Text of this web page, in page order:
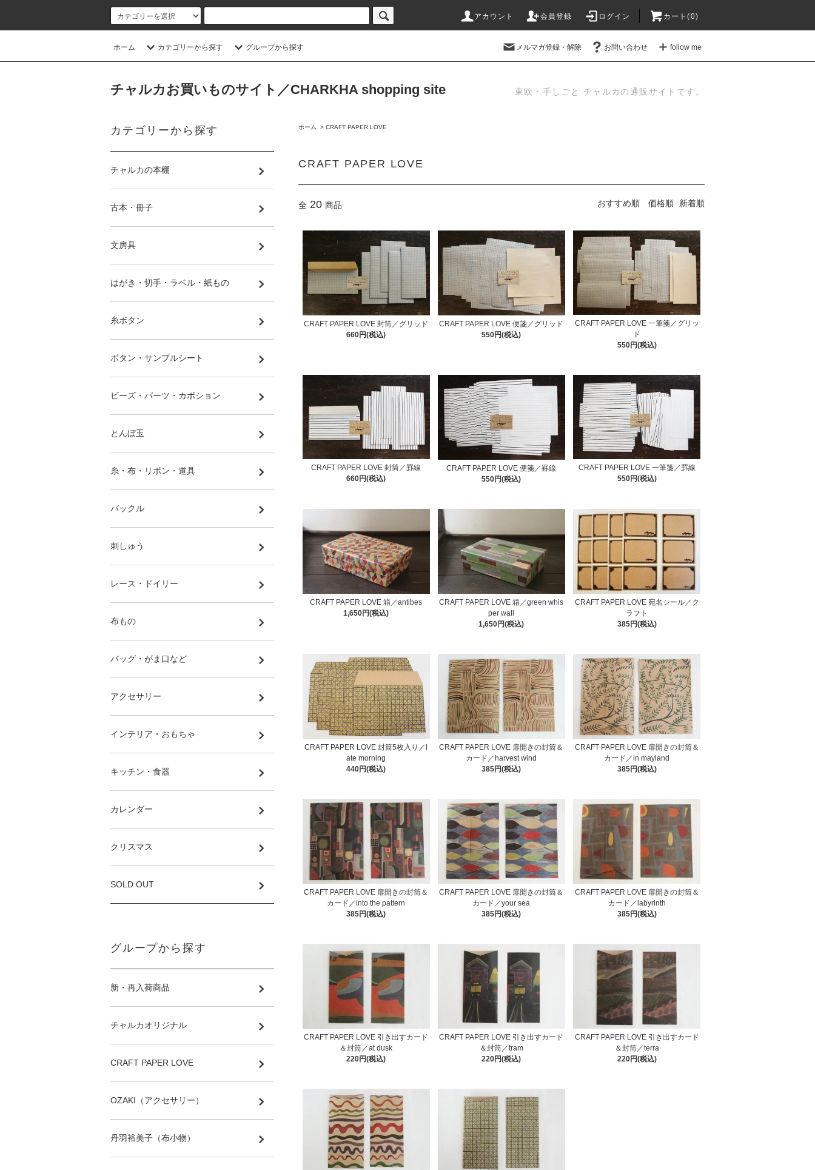
アカウント 会員登録 ログイン カート(0)
ホーム カテゴリーから探す グループから探す メルマガ登録・解除 お問い合わせ follow me
チャルカお買いものサイト／CHARKHA shopping site 東欧・手しごと チャルカの通販サイトです。
ホーム > CRAFT PAPER LOVE
CRAFT PAPER LOVE
全 20 商品 おすすめ順 価格順 新着順
CRAFT PAPER LOVE 封筒／グリッド
660円(税込)
CRAFT PAPER LOVE 便箋／グリッド
550円(税込)
CRAFT PAPER LOVE 一筆箋／グリッ
ド
550円(税込)
CRAFT PAPER LOVE 封筒／罫線
660円(税込)
CRAFT PAPER LOVE 便箋／罫線
550円(税込)
CRAFT PAPER LOVE 一筆箋／罫線
550円(税込)
CRAFT PAPER LOVE 箱／antibes
1,650円(税込)
CRAFT PAPER LOVE 箱／green whis
per wall
1,650円(税込)
CRAFT PAPER LOVE 宛名シール／ク
ラフト
385円(税込)
CRAFT PAPER LOVE 封筒5枚入り／l
ate morning
440円(税込)
CRAFT PAPER LOVE 扉開きの封筒＆
カード／harvest wind
385円(税込)
CRAFT PAPER LOVE 扉開きの封筒＆
カード／in mayland
385円(税込)
CRAFT PAPER LOVE 扉開きの封筒＆
カード／into the pattern
385円(税込)
CRAFT PAPER LOVE 扉開きの封筒＆
カード／your sea
385円(税込)
CRAFT PAPER LOVE 扉開きの封筒＆
カード／labyrinth
385円(税込)
CRAFT PAPER LOVE 引き出すカード
＆封筒／at dusk
220円(税込)
CRAFT PAPER LOVE 引き出すカード
＆封筒／tram
220円(税込)
CRAFT PAPER LOVE 引き出すカード
＆封筒／terra
220円(税込)
カテゴリーから探す
チャルカの本棚
古本・冊子
文房具
はがき・切手・ラベル・紙もの
糸ボタン
ボタン・サンプルシート
ビーズ・パーツ・カボション
とんぼ玉
糸・布・リボン・道具
バックル
刺しゅう
レース・ドイリー
布もの
バッグ・がま口など
アクセサリー
インテリア・おもちゃ
キッチン・食器
カレンダー
クリスマス
SOLD OUT
グループから探す
新・再入荷商品
チャルカオリジナル
CRAFT PAPER LOVE
OZAKI（アクセサリー）
丹羽裕美子（布小物）